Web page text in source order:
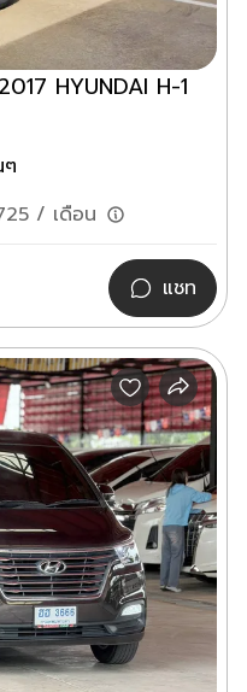
HYUNDAI H-1
/ เดือน
แชท